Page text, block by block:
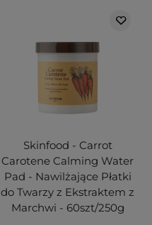
Skinfood - Carrot
Carotene Calming Water
Pad - Nawilżające Płatki
do Twarzy z Ekstraktem z
Marchwi - 60szt/250g